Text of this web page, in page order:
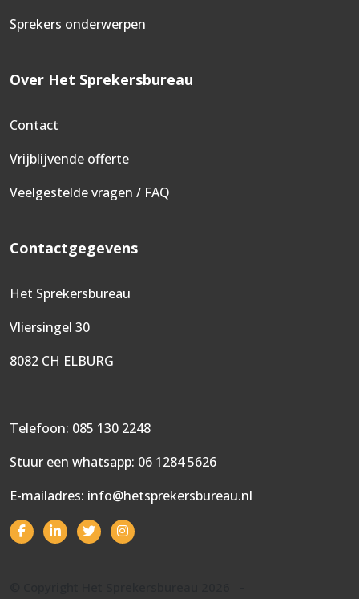
Sprekers onderwerpen
Over Het Sprekersbureau
Contact
Vrijblijvende offerte
Veelgestelde vragen / FAQ
Contactgegevens
Het Sprekersbureau
Vliersingel 30
8082 CH ELBURG
Telefoon: 085 130 2248
Stuur een whatsapp: 06 1284 5626
E-mailadres: info@hetsprekersbureau.nl